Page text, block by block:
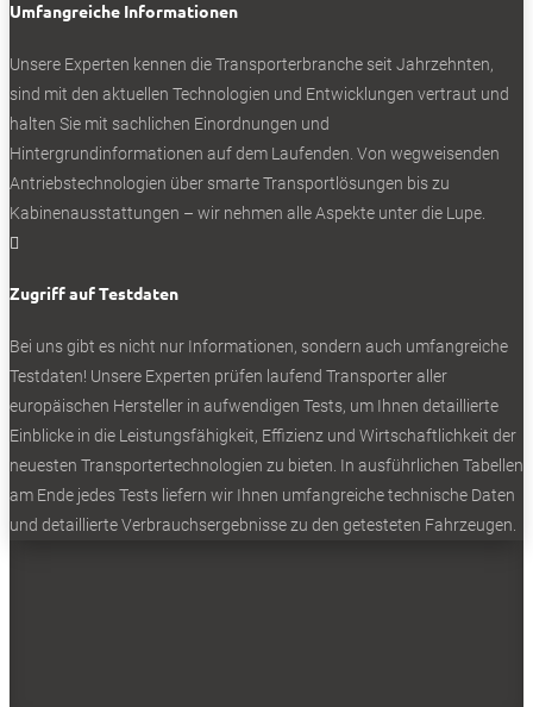
zusammen mit seinen Regelsystemen auf. Ford hat sie für
den Allradantrieb neu sortiert, erläutert Andy Fells. Ein halbes
Dutzend steht zur Auswahl, im normalen Fahrbetrieb kann
man sie getrost außer Acht lassen. Anders sieht die Situation
auf einer Eisfläche aus. Je nach Aktivierung der
Regelsysteme wechselt der Transporter zwischen Drift und
hoher Spurstabilität. Bis der übermütige Tritt aufs Fahrpedal
die Kombination aus gewichtigem Transporter und
bringt. Nun sind kurvige Eisbahnen selbst im Winter eine
Rarität, aber es gibt mit Nässe und Schlamm genug
Alternativen im realen Fahrbetrieb, je nach Region auch
Schnee und Eis.
Die ganz große Kunst der Technik wird dann an einer deftigen
vereisten Steigung deutlich, nach einigen Anfahrversuchen
Umfangreiche Informationen
Unsere Experten kennen die Transporterbranche seit Jahrzehnten,
sind mit den aktuellen Technologien und Entwicklungen vertraut und
halten Sie mit sachlichen Einordnungen und
Hintergrundinformationen auf dem Laufenden. Von wegweisenden
Antriebstechnologien über smarte Transportlösungen bis zu
Kabinenausstattungen – wir nehmen alle Aspekte unter die Lupe.

Zugriff auf Testdaten
Bei uns gibt es nicht nur Informationen, sondern auch umfangreiche
Testdaten! Unsere Experten prüfen laufend Transporter aller
europäischen Hersteller in aufwendigen Tests, um Ihnen detaillierte
Einblicke in die Leistungsfähigkeit, Effizienz und Wirtschaftlichkeit der
neuesten Transportertechnologien zu bieten. In ausführlichen Tabellen
am Ende jedes Tests liefern wir Ihnen umfangreiche technische Daten
und detaillierte Verbrauchsergebnisse zu den getesteten Fahrzeugen.